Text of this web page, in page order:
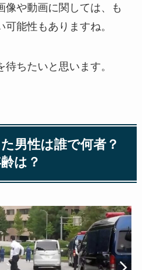
像や動画に関しては、も
能性もありますね。
ちたいと思います。
男性は誰で何者？
は？